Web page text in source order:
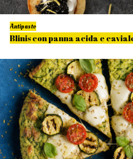
Antipasto
Blinis con panna acida e